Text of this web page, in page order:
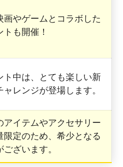
画やゲームとコラボした
トも開催！
ト中は、とても楽しい新
ャレンジが登場します。
アイテムやアクセサリー
限定のため、希少となる
ございます。